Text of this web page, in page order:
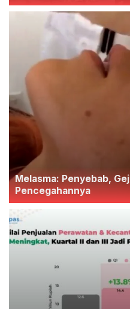
Melasma: Penyebab,
Pencegahannya